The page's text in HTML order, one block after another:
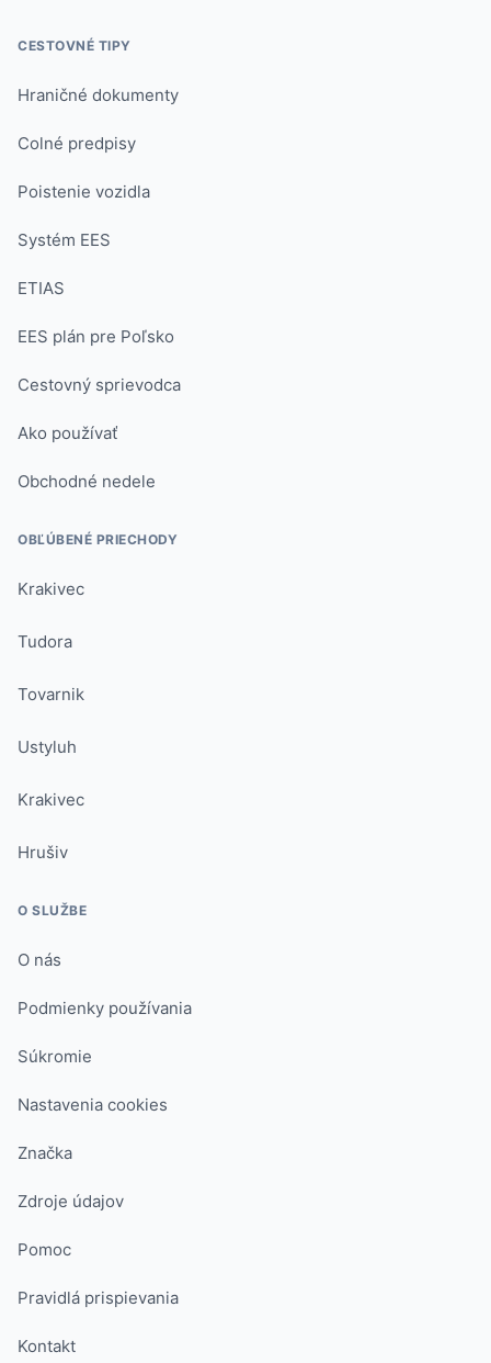
CESTOVNÉ TIPY
Hraničné dokumenty
Colné predpisy
Poistenie vozidla
Systém EES
ETIAS
EES plán pre Poľsko
Cestovný sprievodca
Ako používať
Obchodné nedele
OBĽÚBENÉ PRIECHODY
Krakivec
Tudora
Tovarnik
Ustyluh
Krakivec
Hrušiv
O SLUŽBE
O nás
Podmienky používania
Súkromie
Nastavenia cookies
Značka
Zdroje údajov
Pomoc
Pravidlá prispievania
Kontakt